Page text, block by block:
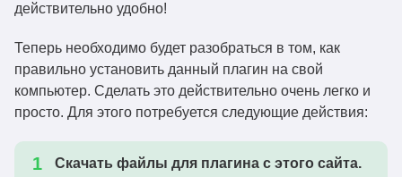
действительно удобно!
Теперь необходимо будет разобраться в том, как
правильно установить данный плагин на свой
компьютер. Сделать это действительно очень легко и
просто. Для этого потребуется следующие действия:
Скачать файлы для плагина с этого сайта.